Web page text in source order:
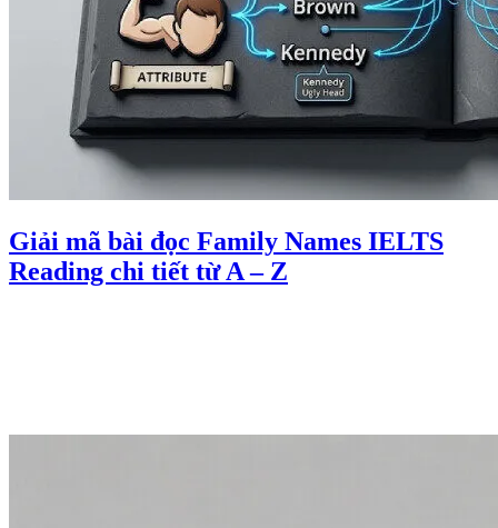
Giải mã bài đọc Family Names IELTS
Reading chi tiết từ A – Z